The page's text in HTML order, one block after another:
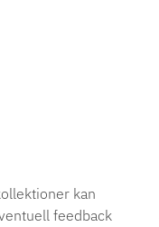
kan
feedback